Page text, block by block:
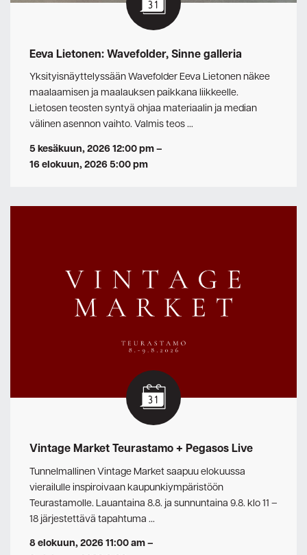
Eeva Lietonen: Wavefolder, Sinne galleria
Yksityisnäyttelyssään Wavefolder Eeva Lietonen näkee
maalaamisen ja maalauksen paikkana liikkeelle.
Lietosen teosten syntyä ohjaa materiaalin ja median
välinen asennon vaihto. Valmis teos …
5 kesäkuun, 2026 12:00 pm–
16 elokuun, 2026 5:00 pm
Vintage Market Teurastamo + Pegasos Live
Tunnelmallinen Vintage Market saapuu elokuussa
vierailulle inspiroivaan kaupunkiympäristöön
Teurastamolle. Lauantaina 8.8. ja sunnuntaina 9.8. klo 11 –
18 järjestettävä tapahtuma …
8 elokuun, 2026 11:00 am–